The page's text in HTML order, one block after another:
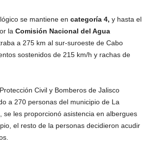
se mantiene en categoría 4, y hasta el
la Comisión Nacional del Agua
a 275 km al sur-suroeste de Cabo
sostenidos de 215 km/h y rachas de
Civil y Bomberos de Jalisco
a 270 personas del municipio de La
se les proporcionó asistencia en albergues
el resto de la personas decidieron acudir